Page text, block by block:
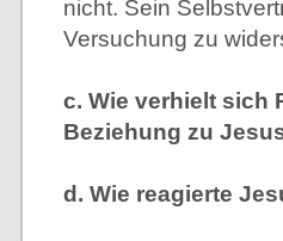
nicht. Sein
Versuchung zu
c. Wie verhielt sich
Beziehung zu
d. Wie reagierte